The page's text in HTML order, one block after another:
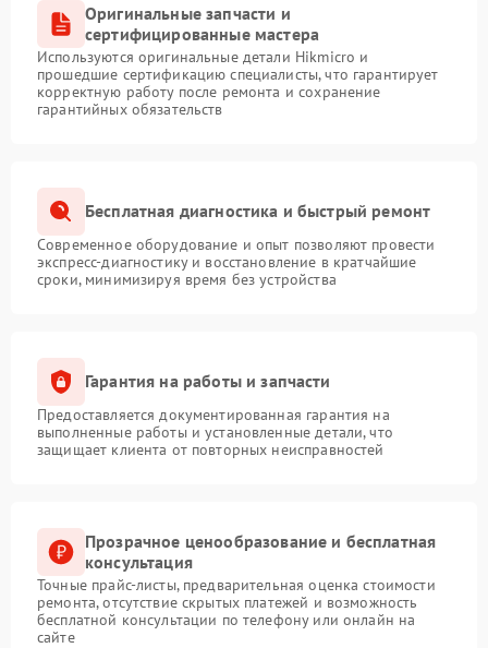
Оригинальные запчасти и
сертифицированные мастера
Используются оригинальные детали Hikmicro и
прошедшие сертификацию специалисты, что гарантирует
корректную работу после ремонта и сохранение
гарантийных обязательств
Бесплатная диагностика и быстрый ремонт
Современное оборудование и опыт позволяют провести
экспресс-диагностику и восстановление в кратчайшие
сроки, минимизируя время без устройства
Гарантия на работы и запчасти
Предоставляется документированная гарантия на
выполненные работы и установленные детали, что
защищает клиента от повторных неисправностей
Прозрачное ценообразование и бесплатная
консультация
Точные прайс-листы, предварительная оценка стоимости
ремонта, отсутствие скрытых платежей и возможность
бесплатной консультации по телефону или онлайн на
сайте